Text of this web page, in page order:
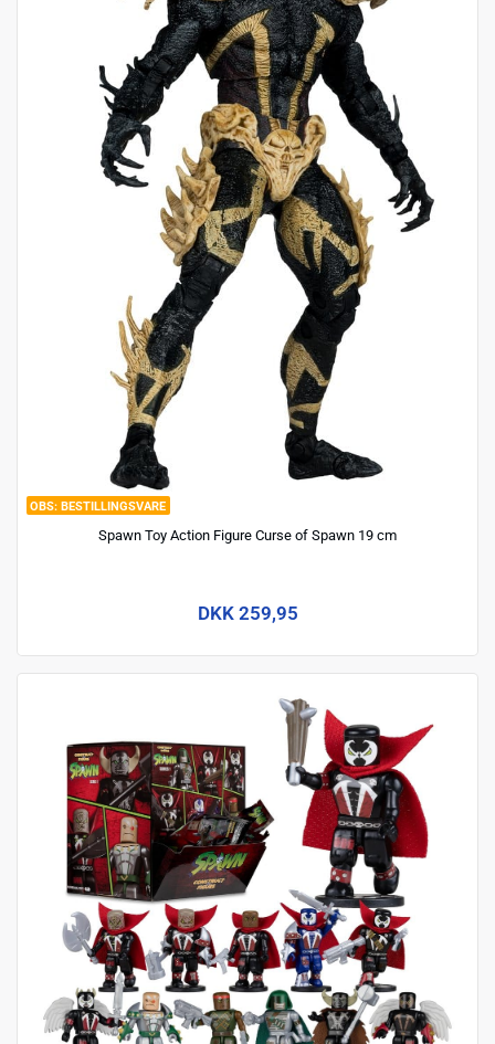
BESTILLINGSVARE
Spawn Toy Action Figure Curse of Spawn 19 cm
DKK 259,95